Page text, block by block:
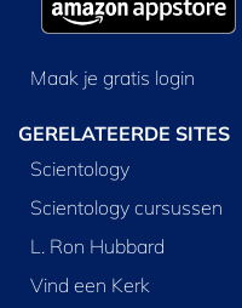
Maak je gratis login
GERELATEERDE SITES
Scientology
Scientology cursussen
L. Ron Hubbard
Vind een Kerk